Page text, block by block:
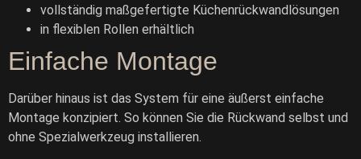
vollständig maßgefertigte Küchenrückwandlösungen
in flexiblen Rollen erhältlich
Einfache Montage
Darüber hinaus ist das System für eine äußerst einfache
Montage konzipiert. So können Sie die Rückwand selbst und
ohne Spezialwerkzeug installieren.
You are just one step away from the perfect design,